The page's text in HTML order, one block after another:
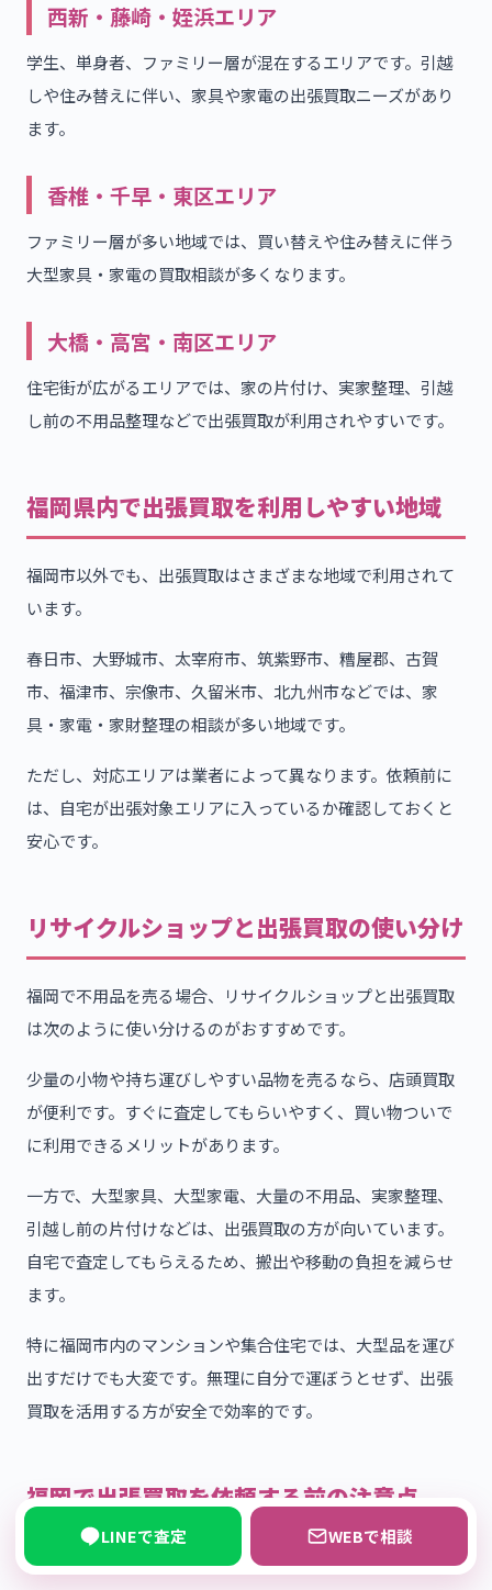
西新・藤崎・姪浜エリア
学生、単身者、ファミリー層が混在するエリアです。引越
しや住み替えに伴い、家具や家電の出張買取ニーズがあり
ます。
香椎・千早・東区エリア
ファミリー層が多い地域では、買い替えや住み替えに伴う
大型家具・家電の買取相談が多くなります。
大橋・高宮・南区エリア
住宅街が広がるエリアでは、家の片付け、実家整理、引越
し前の不用品整理などで出張買取が利用されやすいです。
福岡県内で出張買取を利用しやすい地域
福岡市以外でも、出張買取はさまざまな地域で利用されて
います。
春日市、大野城市、太宰府市、筑紫野市、糟屋郡、古賀
市、福津市、宗像市、久留米市、北九州市などでは、家
具・家電・家財整理の相談が多い地域です。
ただし、対応エリアは業者によって異なります。依頼前に
は、自宅が出張対象エリアに入っているか確認しておくと
安心です。
リサイクルショップと出張買取の使い分け
福岡で不用品を売る場合、リサイクルショップと出張買取
は次のように使い分けるのがおすすめです。
少量の小物や持ち運びしやすい品物を売るなら、店頭買取
が便利です。すぐに査定してもらいやすく、買い物ついで
に利用できるメリットがあります。
一方で、大型家具、大型家電、大量の不用品、実家整理、
引越し前の片付けなどは、出張買取の方が向いています。
自宅で査定してもらえるため、搬出や移動の負担を減らせ
ます。
特に福岡市内のマンションや集合住宅では、大型品を運び
出すだけでも大変です。無理に自分で運ぼうとせず、出張
買取を活用する方が安全で効率的です。
福岡で出張買取を依頼する前の注意点
出張買取を依頼する前には、いくつか確認しておきたいポ
LINEで査定 WEBで相談